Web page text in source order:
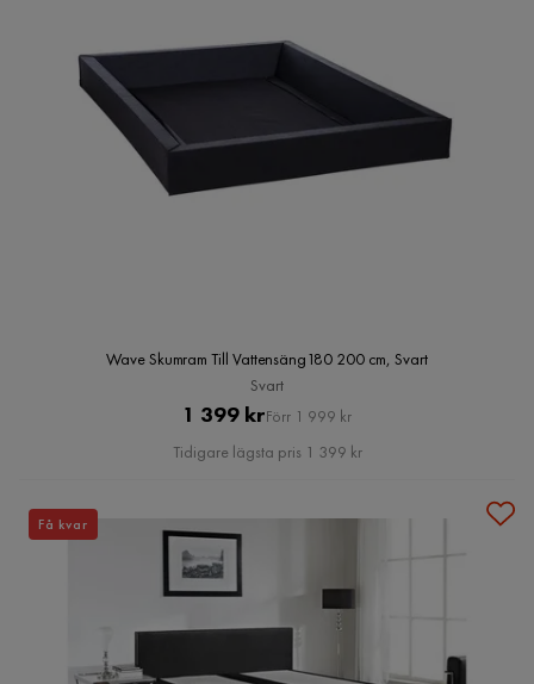
Wave Skumram Till Vattensäng180 200 cm, Svart
Svart
Pris
1 399 krOriginal
Pris
Förr 1 999 kr
Tidigare lägsta pris 1 399 kr
Få kvar